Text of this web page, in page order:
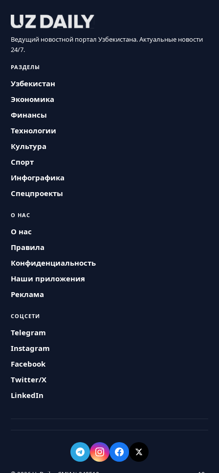
Ведущий новостной портал Узбекистана. Актуальные новости
24/7.
РАЗДЕЛЫ
Узбекистан
Экономика
Финансы
Технологии
Культура
Спорт
Инфографика
Спецпроекты
О НАС
О нас
Правила
Конфиденциальность
Наши приложения
Реклама
СОЦСЕТИ
Telegram
Instagram
Facebook
Twitter/X
LinkedIn